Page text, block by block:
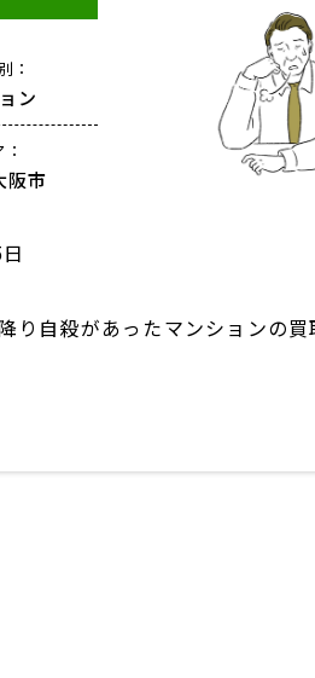
：
ン
阪市
り自殺があったマンションの